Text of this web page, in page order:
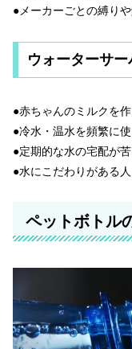
●メーカーごとの縛り
ウォーターサ
●赤ちゃんのミルクを
●冷水・温水を頻繁に
●定期的な水の宅配が
●水にこだわりがある人
ペットボトル